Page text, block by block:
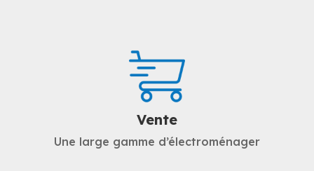
Vente
Une large gamme d’électroménager